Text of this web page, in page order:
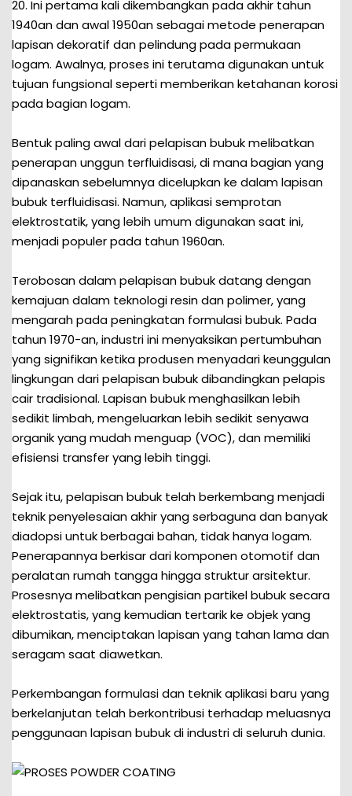
20. Ini pertama kali dikembangkan pada akhir tahun
1940an dan awal 1950an sebagai metode penerapan
lapisan dekoratif dan pelindung pada permukaan
logam. Awalnya, proses ini terutama digunakan untuk
tujuan fungsional seperti memberikan ketahanan korosi
pada bagian logam.
Bentuk paling awal dari pelapisan bubuk melibatkan
penerapan unggun terfluidisasi, di mana bagian yang
dipanaskan sebelumnya dicelupkan ke dalam lapisan
bubuk terfluidisasi. Namun, aplikasi semprotan
elektrostatik, yang lebih umum digunakan saat ini,
menjadi populer pada tahun 1960an.
Terobosan dalam pelapisan bubuk datang dengan
kemajuan dalam teknologi resin dan polimer, yang
mengarah pada peningkatan formulasi bubuk. Pada
tahun 1970-an, industri ini menyaksikan pertumbuhan
yang signifikan ketika produsen menyadari keunggulan
lingkungan dari pelapisan bubuk dibandingkan pelapis
cair tradisional. Lapisan bubuk menghasilkan lebih
sedikit limbah, mengeluarkan lebih sedikit senyawa
organik yang mudah menguap (VOC), dan memiliki
efisiensi transfer yang lebih tinggi.
Sejak itu, pelapisan bubuk telah berkembang menjadi
teknik penyelesaian akhir yang serbaguna dan banyak
diadopsi untuk berbagai bahan, tidak hanya logam.
Penerapannya berkisar dari komponen otomotif dan
peralatan rumah tangga hingga struktur arsitektur.
Prosesnya melibatkan pengisian partikel bubuk secara
elektrostatis, yang kemudian tertarik ke objek yang
dibumikan, menciptakan lapisan yang tahan lama dan
seragam saat diawetkan.
Perkembangan formulasi dan teknik aplikasi baru yang
berkelanjutan telah berkontribusi terhadap meluasnya
penggunaan lapisan bubuk di industri di seluruh dunia.